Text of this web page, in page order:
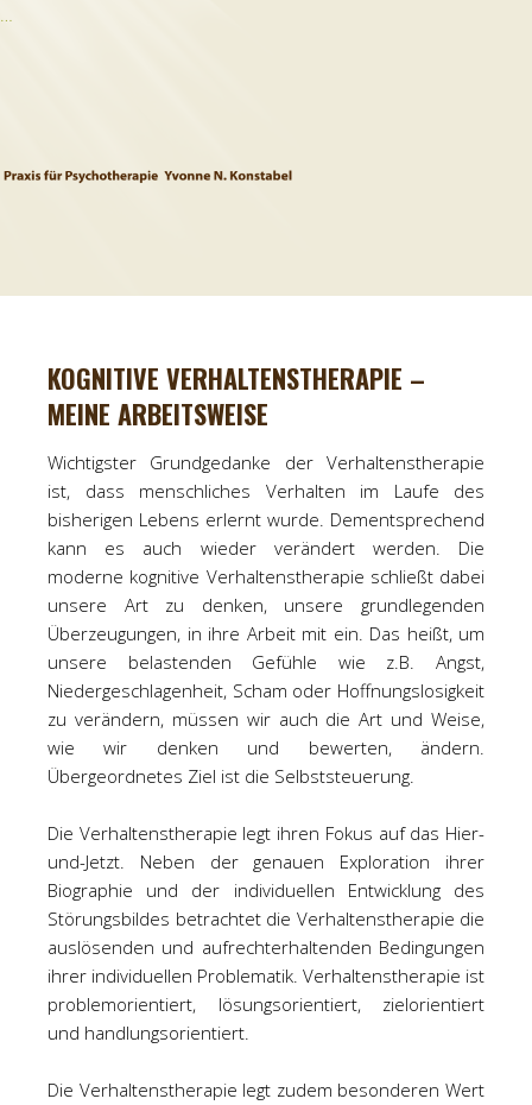
…
KOGNITIVE VERHALTENSTHERAPIE –
MEINE ARBEITSWEISE
Wichtigster Grundgedanke der Verhaltenstherapie
ist, dass menschliches Verhalten im Laufe des
bisherigen Lebens erlernt wurde. Dementsprechend
kann es auch wieder verändert werden. Die
moderne kognitive Verhaltenstherapie schließt dabei
unsere Art zu denken, unsere grundlegenden
Überzeugungen, in ihre Arbeit mit ein. Das heißt, um
unsere belastenden Gefühle wie z.B. Angst,
Niedergeschlagenheit, Scham oder Hoffnungslosigkeit
zu verändern, müssen wir auch die Art und Weise,
wie wir denken und bewerten, ändern.
Übergeordnetes Ziel ist die Selbststeuerung.
Die Verhaltenstherapie legt ihren Fokus auf das Hier-
und-Jetzt. Neben der genauen Exploration ihrer
Biographie und der individuellen Entwicklung des
Störungsbildes betrachtet die Verhaltenstherapie die
auslösenden und aufrechterhaltenden Bedingungen
ihrer individuellen Problematik. Verhaltenstherapie ist
problemorientiert, lösungsorientiert, zielorientiert
und handlungsorientiert.
Die Verhaltenstherapie legt zudem besonderen Wert